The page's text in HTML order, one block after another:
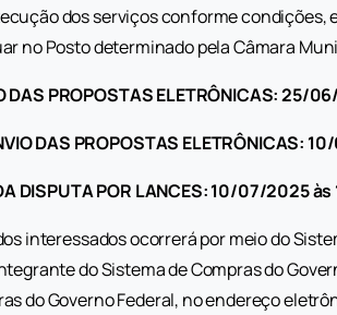
dos serviços conforme condições,
no Posto determinado pela Câmara
DAS PROPOSTAS ELETRÔNICAS: 25/
DAS PROPOSTAS ELETRÔNICAS:
DISPUTA POR LANCES: 10/07/2025
interessados ocorrerá por meio do
do Sistema de Compras do
do Governo Federal, no endereço